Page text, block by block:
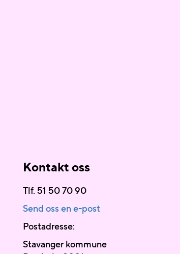
Kontakt oss
Tlf. 51 50 70 90
Send oss en e-post
Postadresse:
Stavanger kommune